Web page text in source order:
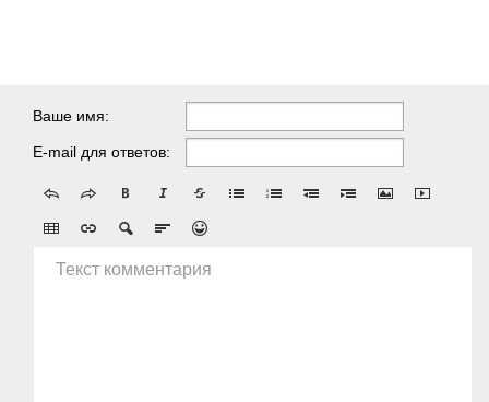
Ваше имя:
E-mail для ответов:
Текст комментария